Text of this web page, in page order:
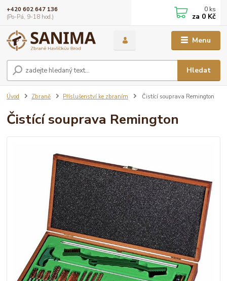
Menu
Hledat
+420 602 647 136
(Po-Pá, 9-18 hod.)
0 ks
za 0 Kč
Úvod Zbraně Příslušenství ke zbraním Čistící souprava Remington
Čistící souprava Remington